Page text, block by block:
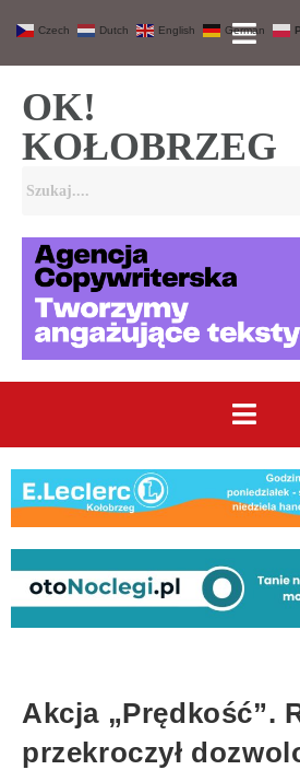
OK!
KOŁOBRZEG
Akcja „Prędkość”.
przekroczył
Czech Dutch English German